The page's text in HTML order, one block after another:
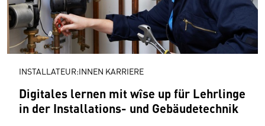
INSTALLATEUR:INNEN KARRIERE
Digitales lernen mit wîse up für Lehrlinge
in der Installations- und Gebäudetechnik